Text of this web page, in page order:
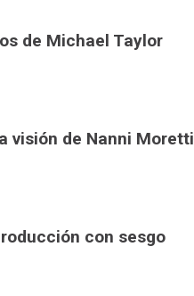
de Michael Taylor
visión de Nanni Moretti
con sesgo